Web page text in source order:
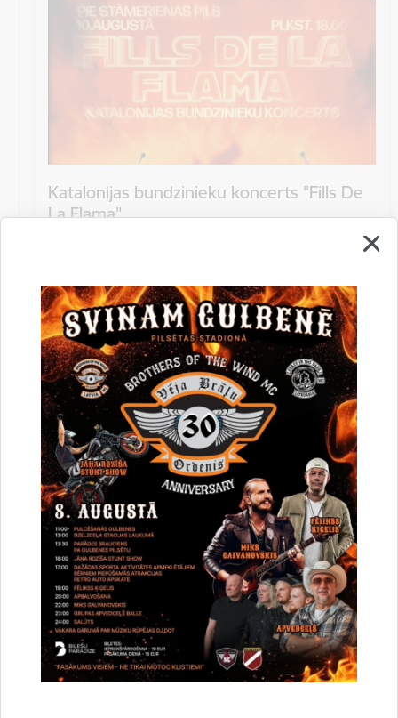
Katalonijas bundzinieku koncerts "Fills De
La Flama"
Koncerts
Datums
12. novembris, 2022
Laiks
10.00
Atrašanās vieta
Druvienas Latviskās dzīvesziņas centrs